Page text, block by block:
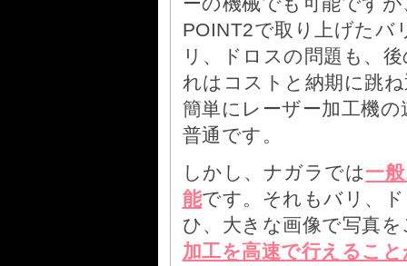
POINT2で取り上げたバ
リ、ドロスの問題も、
れはコストと納期に跳
簡単にレーザー加工機
普通です。
しかし、ナガラでは一
能です。それもバリ、
ひ、大きな画像で写真
加工を高速で行えるこ